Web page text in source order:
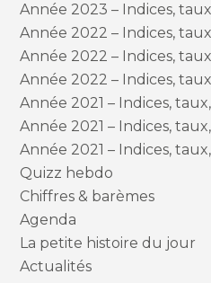
Année 2023 – Indices,
Année 2022 – Indices,
Année 2022 – Indices,
Année 2022 – Indices,
Année 2021 – Indices,
Année 2021 – Indices,
Année 2021 – Indices,
Quizz hebdo
Chiffres & barèmes
Agenda
La petite histoire du jour
Actualités